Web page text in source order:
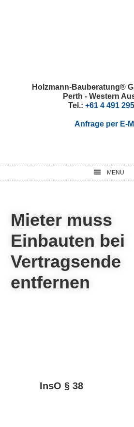
Holzmann-Bauberatung®
Perth - Western
Tel.: +61 4 491
Anfrage per E-
MENU
Mieter muss
Einbauten bei
Vertragsende
entfernen
InsO § 38